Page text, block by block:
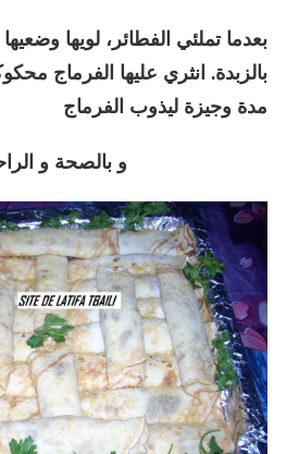
بعدما تملئي الفطائر، لويها
بالزبدة. انثري عليها الفرماج
مدة وجيزة ليذوب الفرماج
و بالصحة و